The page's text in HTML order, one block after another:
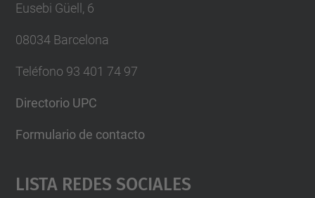
Eusebi Güell, 6
08034 Barcelona
Teléfono 93 401 74 97
Directorio UPC
Formulario de contacto
Lista Redes Sociales